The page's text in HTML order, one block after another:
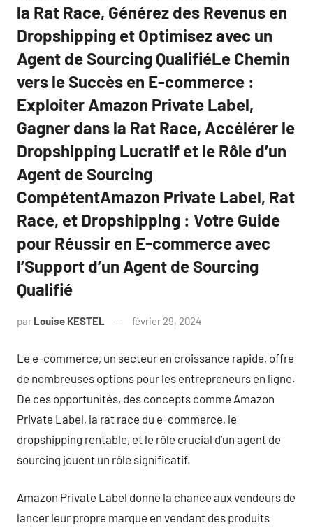
la Rat Race, Générez des Revenus en
Dropshipping et Optimisez avec un
Agent de Sourcing QualifiéLe Chemin
vers le Succès en E-commerce :
Exploiter Amazon Private Label,
Gagner dans la Rat Race, Accélérer le
Dropshipping Lucratif et le Rôle d’un
Agent de Sourcing
CompétentAmazon Private Label, Rat
Race, et Dropshipping : Votre Guide
pour Réussir en E-commerce avec
l’Support d’un Agent de Sourcing
Qualifié
par Louise KESTEL février 29, 2024
Le e-commerce, un secteur en croissance rapide, offre
de nombreuses options pour les entrepreneurs en ligne.
De ces opportunités, des concepts comme Amazon
Private Label, la rat race du e-commerce, le
dropshipping rentable, et le rôle crucial d’un agent de
sourcing jouent un rôle significatif.
Amazon Private Label donne la chance aux vendeurs de
lancer leur propre marque en vendant des produits